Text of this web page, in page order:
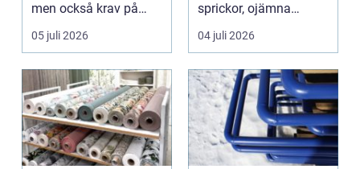
men också krav på
ordning i ekonomin.
För må...
05 juli 2026
sprickor, ojämna
kanter eller en sned
tandr...
04 juli 2026